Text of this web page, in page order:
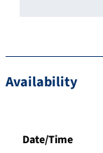
Availability
Date/Time